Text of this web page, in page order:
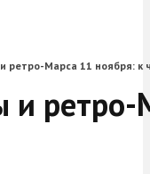
ретро-Марса 11 ноября: к
и